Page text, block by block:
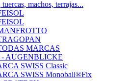
machos, terrajas...
MARCAS
- AUGENBLICKE
SWISS Classic
SWISS Monoball®Fix